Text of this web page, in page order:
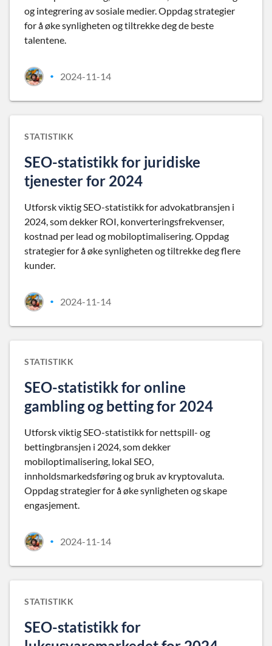
og integrering av sosiale medier. Oppdag strategier
for å øke synligheten og tiltrekke deg de beste
talentene.
• 2024-11-14
STATISTIKK
SEO-statistikk for juridiske
tjenester for 2024
Utforsk viktig SEO-statistikk for advokatbransjen i
2024, som dekker ROI, konverteringsfrekvenser,
kostnad per lead og mobiloptimalisering. Oppdag
strategier for å øke synligheten og tiltrekke deg flere
kunder.
• 2024-11-14
STATISTIKK
SEO-statistikk for online
gambling og betting for 2024
Utforsk viktig SEO-statistikk for nettspill- og
bettingbransjen i 2024, som dekker
mobiloptimalisering, lokal SEO,
innholdsmarkedsføring og bruk av kryptovaluta.
Oppdag strategier for å øke synligheten og skape
engasjement.
• 2024-11-14
STATISTIKK
SEO-statistikk for